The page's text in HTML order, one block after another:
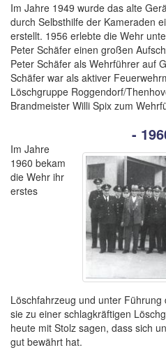
Im Jahre 1949 wurde das alte
durch Selbsthilfe der Kameraden
erstellt. 1956 erlebte die Wehr
Peter Schäfer einen großen
Peter Schäfer als Wehrführer auf
Schäfer war als aktiver
Löschgruppe Roggendorf/
Brandmeister Willi Spix zum
-
Im Jahre
1960 bekam
die Wehr ihr
erstes
Löschfahrzeug und unter
sie zu einer schlagkräftigen
heute mit Stolz sagen, dass sich
gut bewährt hat.